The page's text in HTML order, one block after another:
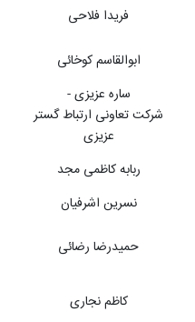
فریدا فلاحی
ابوالقاسم کوخائی
ساره عزیزی -
شرکت تعاونی ارتباط گستر
عزیزی
ربابه کاظمی مجد
نسرین اشرفیان
حمیدرضا رضائی
کاظم نجاری